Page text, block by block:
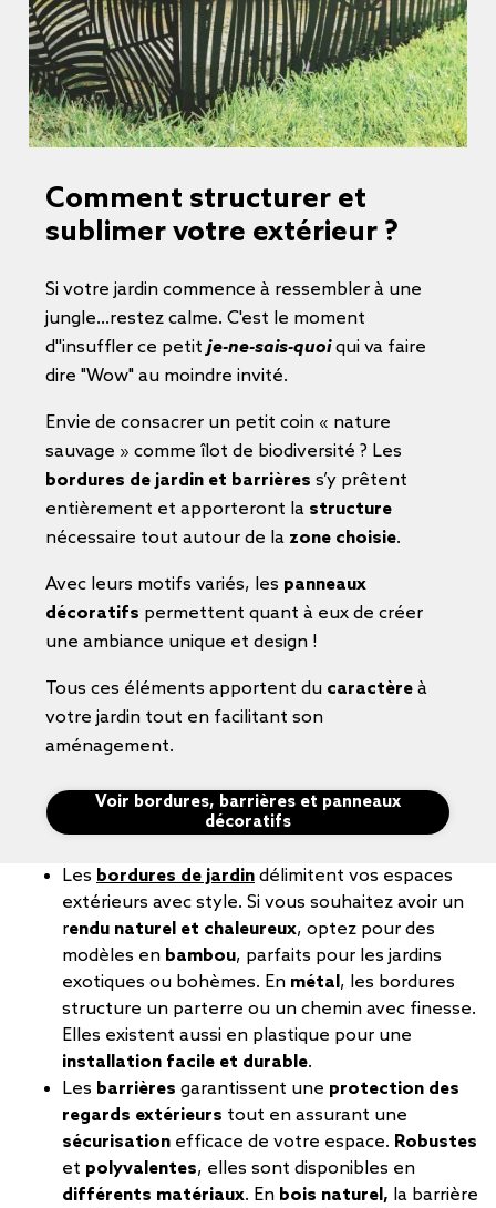
Comment structurer et
sublimer votre extérieur ?
Si votre jardin commence à ressembler à une
jungle...restez calme. C'est le moment
d''insuffler ce petitje-ne-sais-quoiqui va faire
dire "Wow" au moindre invité.
Envie de consacrer un petit coin « nature
sauvage » comme îlot de biodiversité ? Les
bordures de jardin et barrières s’y prêtent
entièrement et apporteront la structure
nécessaire tout autour de la zone choisie.
Avec leurs motifs variés, les panneaux
décoratifs permettent quant à eux de créer
une ambiance unique et design !
Tous ces éléments apportent du caractère à
votre jardin tout en facilitant son
aménagement.
Voir bordures, barrières et panneaux
décoratifs
Les bordures de jardin délimitent vos espaces
extérieurs avec style. Si vous souhaitez avoir un
rendu naturel et chaleureux, optez pour des
modèles en bambou, parfaits pour les jardins
exotiques ou bohèmes. En métal, les bordures
structure un parterre ou un chemin avec finesse.
Elles existent aussi en plastique pour une
installation facile et durable.
Les barrières garantissent une protection des
regards extérieurs tout en assurant une
sécurisation efficace de votre espace. Robustes
et polyvalentes, elles sont disponibles en
différents matériaux. En bois naturel, la barrière